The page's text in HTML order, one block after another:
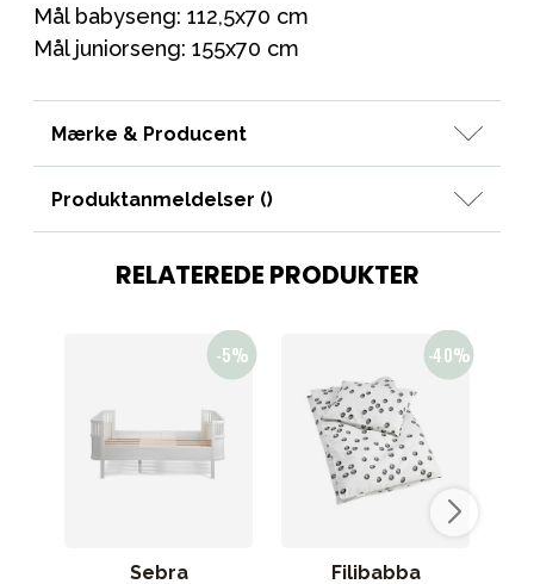
Mål babyseng: 112,5x70 cm
Mål juniorseng: 155x70 cm
Mærke & Producent
Produktanmeldelser ()
RELATEREDE PRODUKTER
Sebra
Filibabba